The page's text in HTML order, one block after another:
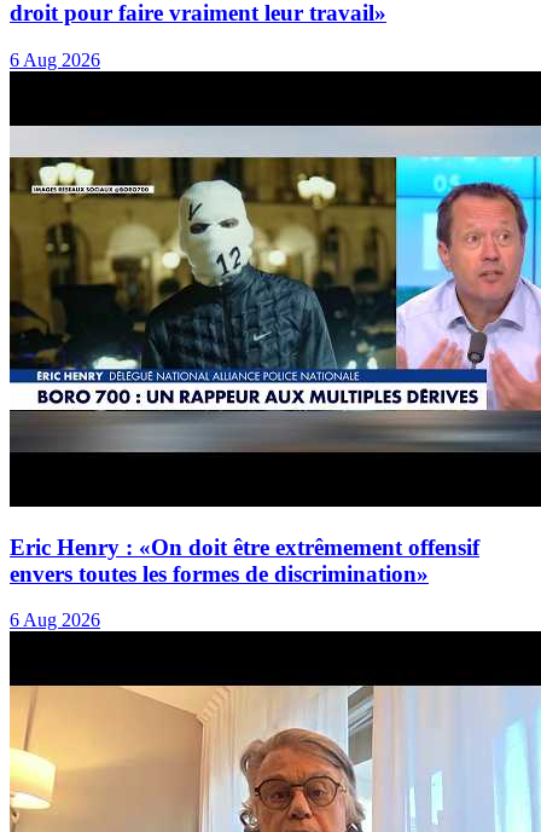
droit pour faire vraiment leur travail»
6 Aug 2026
Eric Henry : «On doit être extrêmement offensif
envers toutes les formes de discrimination»
6 Aug 2026